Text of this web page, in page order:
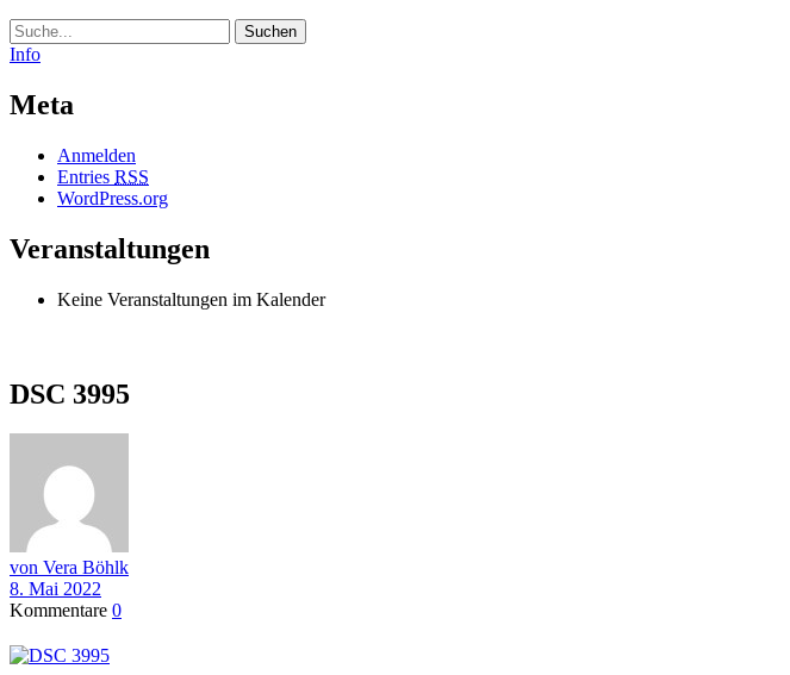
Suche
Info
Meta
Anmelden
Entries RSS
WordPress.org
Veranstaltungen
Keine Veranstaltungen im Kalender
DSC 3995
von Vera Böhlk
8. Mai 2022
Kommentare 0